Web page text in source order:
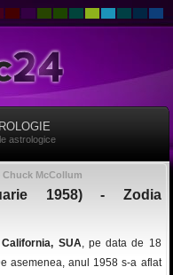
astrologice
Chuck McCollum
1958) - Zodia
SUA, pe data de 18
asemenea, anul 1958 s-a aflat